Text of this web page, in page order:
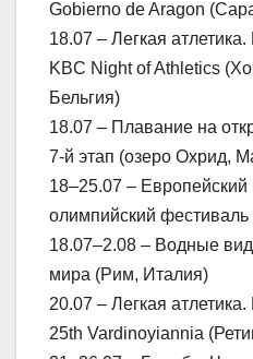
Gobierno de Aragon
18.07 – Легкая
KBC Night of Athletics
Бельгия)
18.07 – Плавание на
7-й этап (озеро Охрид,
18–25.07 –
олимпийский
18.07–2.08 – Водные
мира (Рим, Италия)
20.07 – Легкая
25th Vardinoyiannia